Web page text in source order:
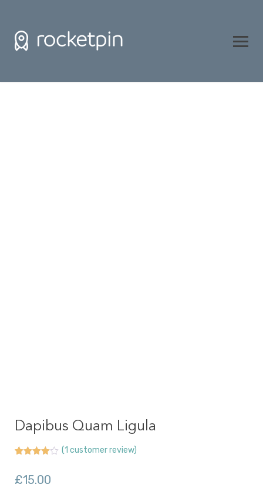
Dapibus Quam Ligula
of 5
(1 customer review)
£15.00